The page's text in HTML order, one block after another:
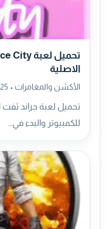
الاصلية
الأكشن والمغامرات • 25 أبريل، 2022
تحميل لعبة جراند
للكمبيوتر والبدء في…